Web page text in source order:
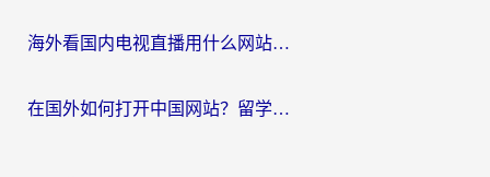
海外看国内电视直播用什么网站比较好？一篇解决你所有追剧难题的实用指南
在国外如何打开中国网站？留学生与海外华人的无缝访问指南